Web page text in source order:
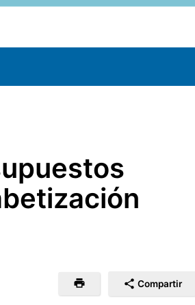
Compartir